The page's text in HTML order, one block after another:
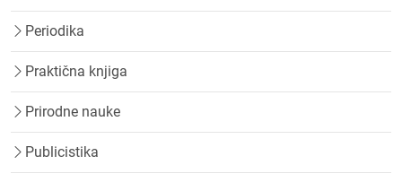
Periodika
Praktična knjiga
Prirodne nauke
Publicistika